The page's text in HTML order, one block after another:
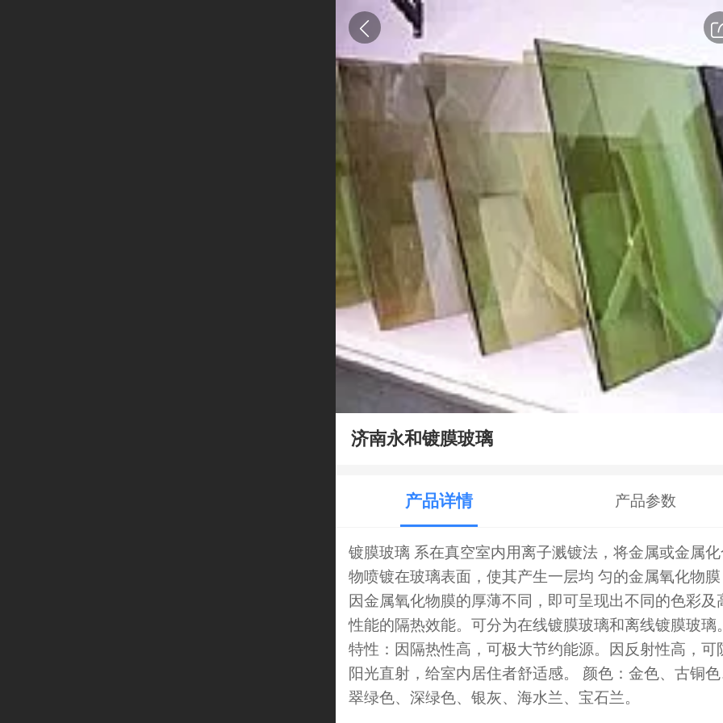
济南永和镀膜玻璃
产品详情 产品参数
镀膜玻璃 系在真空室内用离子溅镀法，将金属或金属化
物喷镀在玻璃表面，使其产生一层均 匀的金属氧化物膜
因金属氧化物膜的厚薄不同，即可呈现出不同的色彩及
性能的隔热效能。可分为在线镀膜玻璃和离线镀膜玻璃。
特性：因隔热性高，可极大节约能源。因反射性高，可
阳光直射，给室内居住者舒适感。 颜色：金色、古铜色
翠绿色、深绿色、银灰、海水兰、宝石兰。